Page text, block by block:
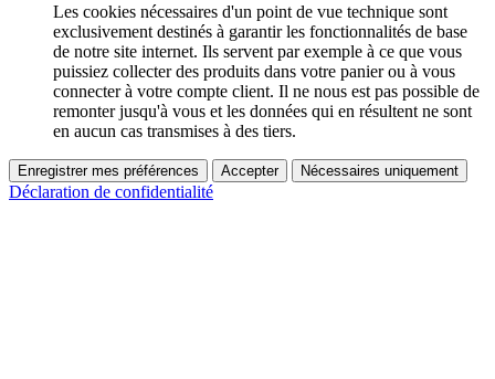
Les cookies nécessaires d'un point de vue technique sont
exclusivement destinés à garantir les fonctionnalités de base
de notre site internet. Ils servent par exemple à ce que vous
puissiez collecter des produits dans votre panier ou à vous
connecter à votre compte client. Il ne nous est pas possible de
remonter jusqu'à vous et les données qui en résultent ne sont
en aucun cas transmises à des tiers.
Enregistrer mes préférences Accepter Nécessaires uniquement
Déclaration de confidentialité